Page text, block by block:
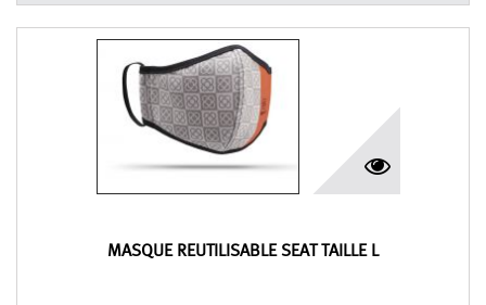
MASQUE RÉUTILISABLE SEAT TAILLE L